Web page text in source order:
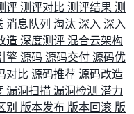
评 测评对比 测评结果 测
消息队列 淘汰 深入 深入
造 深度测评 混合云架构
擎 源码 源码交付 源码优
对比 源码推荐 源码改造
漏洞扫描 漏洞检测 潜力
别 版本发布 版本回滚 版